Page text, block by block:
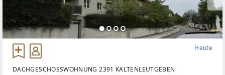
Heute
DACHGESCHOSSWOHNUNG 2391 KALTENLEUTGEBEN